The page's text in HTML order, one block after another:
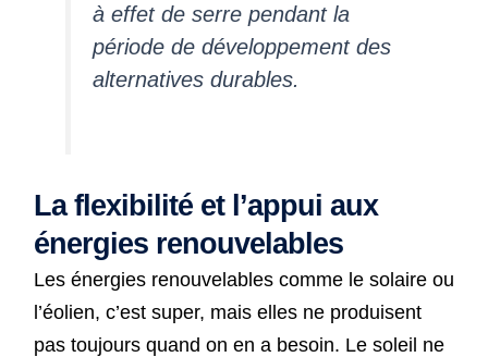
à effet de serre pendant la
période de développement des
alternatives durables.
La flexibilité et l’appui aux
énergies renouvelables
Les énergies renouvelables comme le solaire ou
l’éolien, c’est super, mais elles ne produisent
pas toujours quand on en a besoin. Le soleil ne